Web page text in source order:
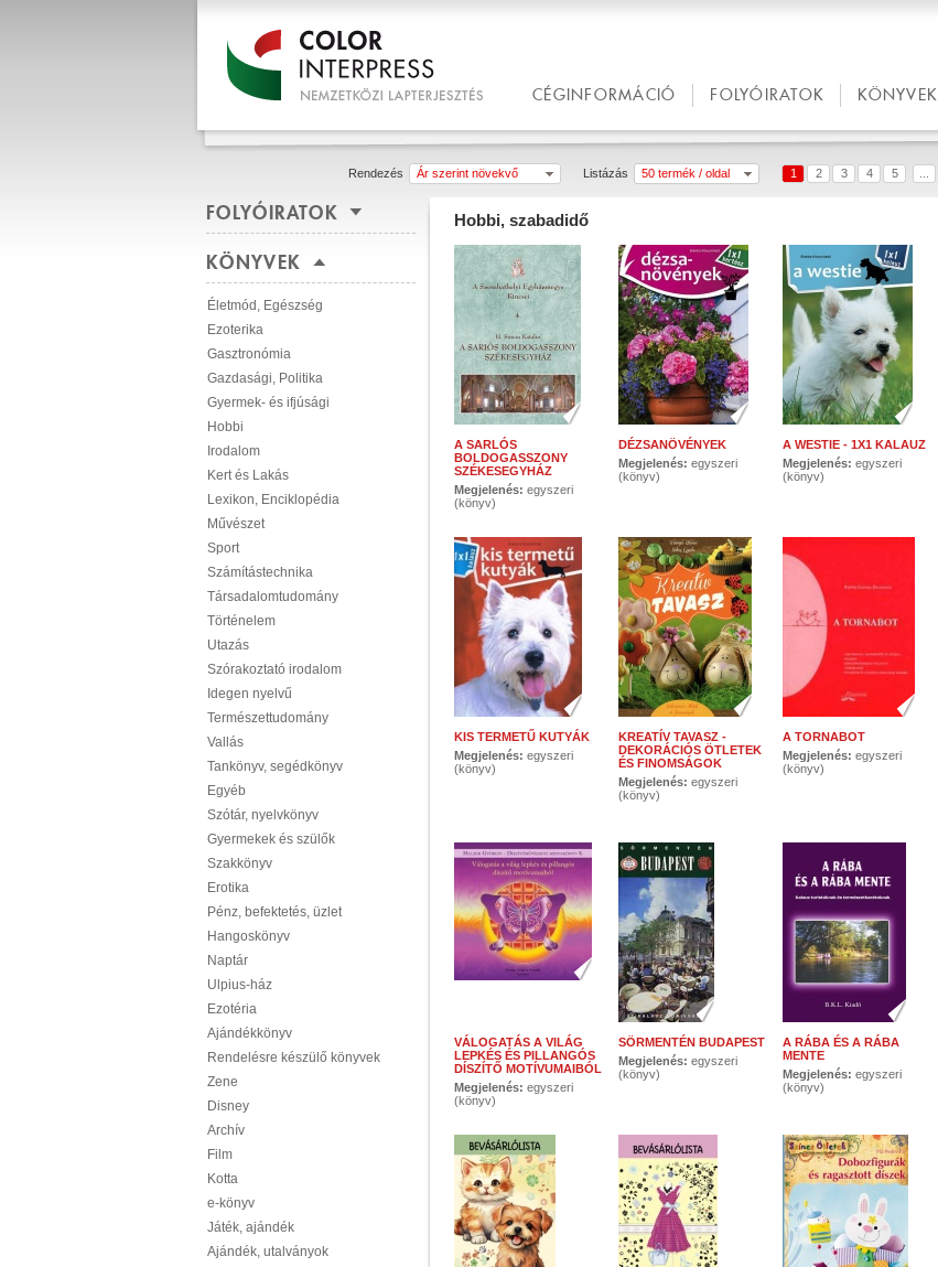
CÉGINFORMÁCIÓ FOLYÓIRATOK KÖNYVEK
1 2 3 4 5
Listázás 50 termék / oldal
Rendezés Ár szerint növekvő
FOLYÓIRATOK
KÖNYVEK
Életmód, Egészség
Ezoterika
Gasztronómia
Gazdasági, Politika
Gyermek- és ifjúsági
Hobbi
Irodalom
Kert és Lakás
Lexikon, Enciklopédia
Művészet
Sport
Számítástechnika
Társadalomtudomány
Történelem
Utazás
Szórakoztató irodalom
Idegen nyelvű
Természettudomány
Vallás
Tankönyv, segédkönyv
Egyéb
Szótár, nyelvkönyv
Gyermekek és szülők
Szakkönyv
Erotika
Pénz, befektetés, üzlet
Hangoskönyv
Naptár
Ulpius-ház
Ezotéria
Ajándékkönyv
Rendelésre készülő könyvek
Zene
Disney
Archív
Film
Kotta
e-könyv
Játék, ajándék
Ajándék, utalványok
Hobbi, szabadidő
A SARLÓS
BOLDOGASSZONY
SZÉKESEGYHÁZ
Megjelenés: egyszeri
(könyv)
DÉZSANÖVÉNYEK
Megjelenés: egyszeri
(könyv)
A WESTIE - 1X1 KALAUZ
Megjelenés: egyszeri
(könyv)
KIS TERMETŰ KUTYÁK
Megjelenés: egyszeri
(könyv)
KREATÍV TAVASZ -
DEKORÁCIÓS ÖTLETEK
ÉS FINOMSÁGOK
Megjelenés: egyszeri
(könyv)
A TORNABOT
Megjelenés: egyszeri
(könyv)
VÁLOGATÁS A VILÁG
LEPKÉS ÉS PILLANGÓS
DÍSZÍTŐ MOTÍVUMAIBÓL
Megjelenés: egyszeri
(könyv)
SÖRMENTÉN BUDAPEST
Megjelenés: egyszeri
(könyv)
A RÁBA ÉS A RÁBA
MENTE
Megjelenés: egyszeri
(könyv)